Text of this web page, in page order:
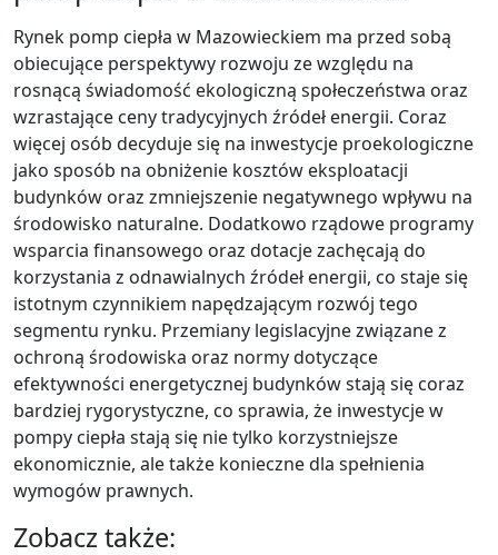
Rynek pomp ciepła w Mazowieckiem ma przed sobą
obiecujące perspektywy rozwoju ze względu na
rosnącą świadomość ekologiczną społeczeństwa oraz
wzrastające ceny tradycyjnych źródeł energii. Coraz
więcej osób decyduje się na inwestycje proekologiczne
jako sposób na obniżenie kosztów eksploatacji
budynków oraz zmniejszenie negatywnego wpływu na
środowisko naturalne. Dodatkowo rządowe programy
wsparcia finansowego oraz dotacje zachęcają do
korzystania z odnawialnych źródeł energii, co staje się
istotnym czynnikiem napędzającym rozwój tego
segmentu rynku. Przemiany legislacyjne związane z
ochroną środowiska oraz normy dotyczące
efektywności energetycznej budynków stają się coraz
bardziej rygorystyczne, co sprawia, że inwestycje w
pompy ciepła stają się nie tylko korzystniejsze
ekonomicznie, ale także konieczne dla spełnienia
wymogów prawnych.
Zobacz także: